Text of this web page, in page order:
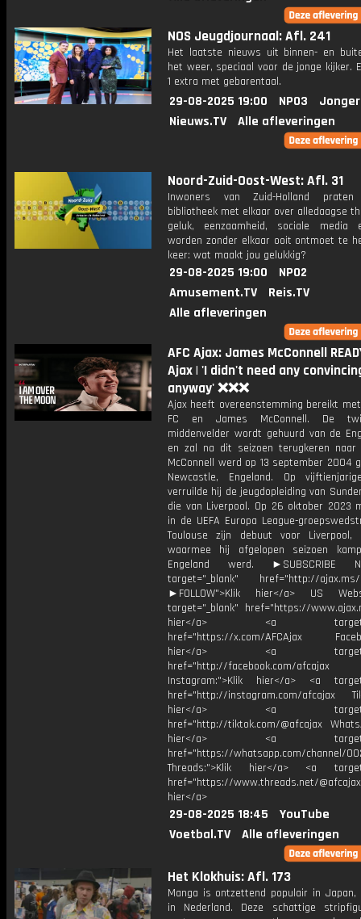
NOS Jeugdjournaal: Afl. 241
Het laatste nieuws uit binnen- en
het weer, speciaal voor de jonge kijker.
1 extra met gebarentaal.
29-08-2025 19:00 NPO3
Nieuws.TV
Alle afleveringen
Noord-Zuid-Oost-West: Afl. 31
Inwoners van Zuid-Holland
bibliotheek met elkaar over alledaagse
geluk, eenzaamheid, sociale media
worden zonder elkaar ooit ontmoet te
keer: wat maakt jou gelukkig?
29-08-2025 19:00
NPO2
Amusement.TV
Reis.TV
Alle afleveringen
AFC Ajax: James McConnell
Ajax | 'I didn't need any
anyway' ❌❌❌
Ajax heeft overeenstemming bereikt
FC en James McConnell. De
middenvelder wordt gehuurd van de
en zal na dit seizoen terugkeren naar
McConnell werd op 13 september 2004
Newcastle, Engeland. Op
verruilde hij de jeugdopleiding van
die van Liverpool. Op 26 oktober 2023
in de UEFA Europa League-
Toulouse zijn debuut voor Liverpool,
waarmee hij afgelopen seizoen
Engeland werd. ►SUBSCRIBE
target="_blank" href="http://ajax.ms/
►FOLLOW">Klik hier</a> US
target="_blank" href="https://
hier</a> <a
href="https://x.com/AFCAjax
hier</a> <a
href="http://facebook.com/afcajax
Instagram:">Klik hier</a> <a
href="http://instagram.com/afcajax
hier</a> <a
href="http://tiktok.com/@afcajax
hier</a> <a
href="https://whatsapp.com/channel/
Threads:">Klik hier</a> <a
href="https://www.threads.net/
hier</a>
29-08-2025 18:45
YouTube
Voetbal.TV
Alle afleveringen
Het Klokhuis: Afl. 173
Manga is ontzettend populair in Japan,
in Nederland. Deze schattige